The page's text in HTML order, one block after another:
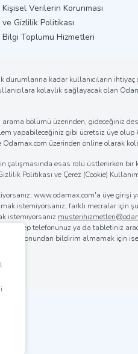
Kişisel Verilerin Korunması
ve Gizlilik Politikası
Bilgi Toplumu Hizmetleri
kadar kullanıcıların
kolaylık sağlayacak olan
bölümü üzerinden, gideceğiniz
yapabileceğiniz gibi ücretsiz üye
üzerinden online olarak
esas rolü üstlenirken bir
Politikası ve Çerez (Cookie)
www.odamax.com'a üye girişi
istemiyorsanız; farklı mecralar için
istemiyorsanız
cep telefonunuz ya da tabletiniz
bildirim almamak için